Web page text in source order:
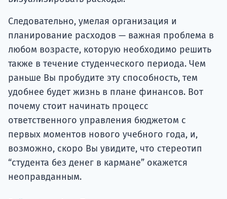
Следовательно, умелая организация и
планирование расходов — важная проблема в
любом возрасте, которую необходимо решить
также в течение студенческого периода. Чем
раньше Вы пробудите эту способность, тем
удобнее будет жизнь в плане финансов. Вот
почему стоит начинать процесс
ответственного управления бюджетом с
первых моментов нового учебного года, и,
возможно, скоро Вы увидите, что стереотип
“студента без денег в кармане” окажется
неоправданным.